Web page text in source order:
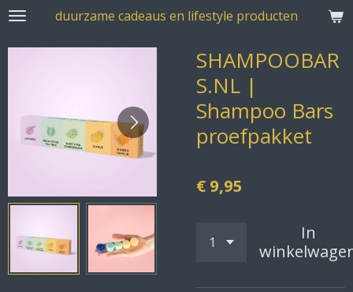
Ga
duurzame cadeaus en lifestyle producten
SHAMPOOBAR
S.NL |
Shampoo Bars
proefpakket
€ 9,95
In